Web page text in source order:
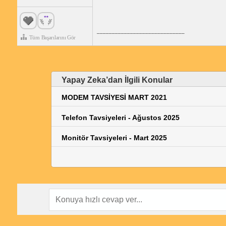
Tüm Başarılarını Gör
Yapay Zeka’dan İlgili Konular
MODEM TAVSİYESİ MART 2021
Telefon Tavsiyeleri - Ağustos 2025
Monitör Tavsiyeleri - Mart 2025